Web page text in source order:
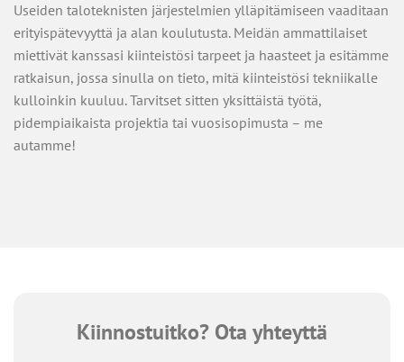
Useiden taloteknisten järjestelmien ylläpitämiseen vaaditaan
erityispätevyyttä ja alan koulutusta. Meidän ammattilaiset
miettivät kanssasi kiinteistösi tarpeet ja haasteet ja esitämme
ratkaisun, jossa sinulla on tieto, mitä kiinteistösi tekniikalle
kulloinkin kuuluu. Tarvitset sitten yksittäistä työtä,
pidempiaikaista projektia tai vuosisopimusta – me
autamme!
Kiinnostuitko? Ota yhteyttä